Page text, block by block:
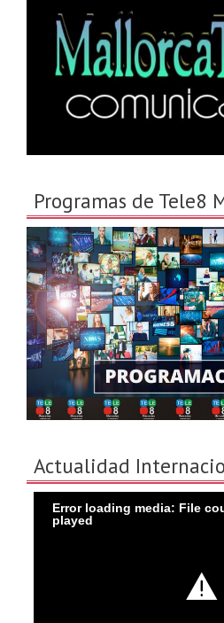
Programas de Tele8
Actualidad